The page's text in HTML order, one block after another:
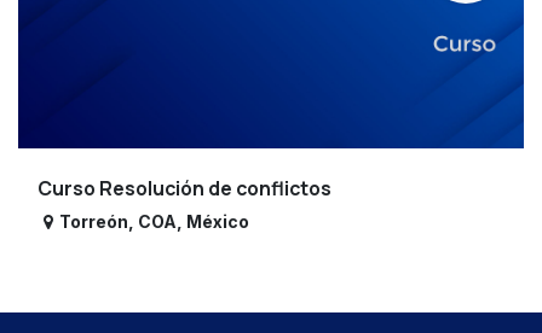
Curso Resolución de conflictos
Torreón COA México